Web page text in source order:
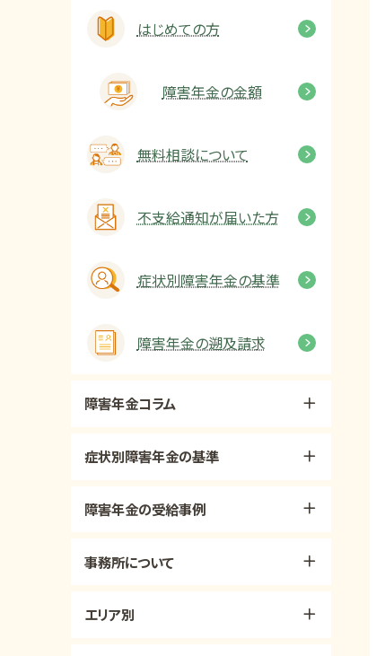
はじめての方
障害年金の金額
無料相談について
不支給通知が届いた方
症状別障害年金の基準
障害年金の遡及請求
障害年金コラム
症状別障害年金の基準
障害年金の受給事例
事務所について
エリア別